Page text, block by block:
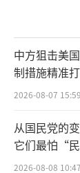
中方狙击美
制措施精准
2026-08-07
从国民党的
它们最怕“
2026-08-08